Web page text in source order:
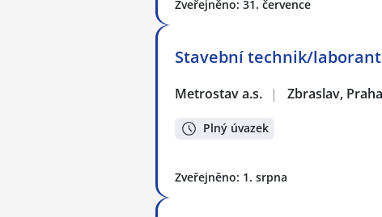
Zveřejněno: 31. července
Stavební technik/laborant
Metrostav a.s. | Zbraslav, Praha
Plný úvazek
Zveřejněno: 1. srpna